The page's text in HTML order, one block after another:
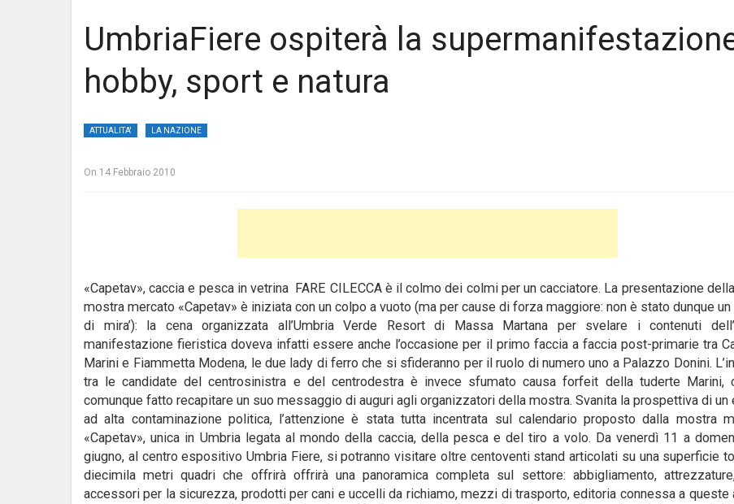
UmbriaFiere ospiterà la
hobby, sport e natura
ATTUALITA' LA NAZIONE
On 14 Febbraio 2010
«Capetav», caccia e pesca in vetrina FARE CILECCA è il colmo dei colmi per un cacciatore. La presentazione
mostra mercato «Capetav» è iniziata con un colpo a vuoto (ma per cause di forza maggiore: non è stato dunque un
di mira’): la cena organizzata all’Umbria Verde Resort di Massa Martana per svelare i contenuti
manifestazione fieristica doveva infatti essere anche l’occasione per il primo faccia a faccia post-primarie tra
Marini e Fiammetta Modena, le due lady di ferro che si sfideranno per il ruolo di numero uno a Palazzo Donini.
tra le candidate del centrosinistra e del centrodestra è invece sfumato causa forfeit della tuderte Marini,
comunque fatto recapitare un suo messaggio di auguri agli organizzatori della mostra. Svanita la prospettiva di un
ad alta contaminazione politica, l’attenzione è stata tutta incentrata sul calendario proposto dalla mostra
«Capetav», unica in Umbria legata al mondo della caccia, della pesca e del tiro a volo. Da venerdì 11 a
giugno, al centro espositivo Umbria Fiere, si potranno visitare oltre centoventi stand articolati su una superficie
diecimila metri quadri che offrirà offrirà una panoramica completa sul settore: abbigliamento,
accessori per la sicurezza, prodotti per cani e uccelli da richiamo, mezzi di trasporto, editoria connessa a queste